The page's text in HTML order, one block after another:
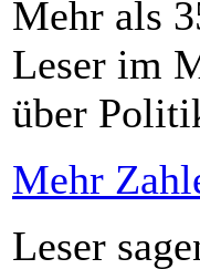
Mehr als
Leser im
über
Mehr
Leser